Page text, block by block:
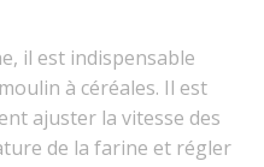
il est indispensable
à céréales. Il est
ajuster la vitesse des
de la farine et régler